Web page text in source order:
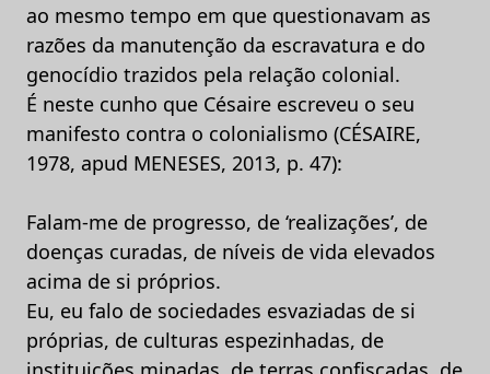
ao mesmo tempo em que questionavam as
razões da manutenção da escravatura e do
genocídio trazidos pela relação colonial.
É neste cunho que Césaire escreveu o seu
manifesto contra o colonialismo (CÉSAIRE,
1978, apud MENESES, 2013, p. 47):
Falam-me de progresso, de ‘realizações’, de
doenças curadas, de níveis de vida elevados
acima de si próprios.
Eu, eu falo de sociedades esvaziadas de si
próprias, de culturas espezinhadas, de